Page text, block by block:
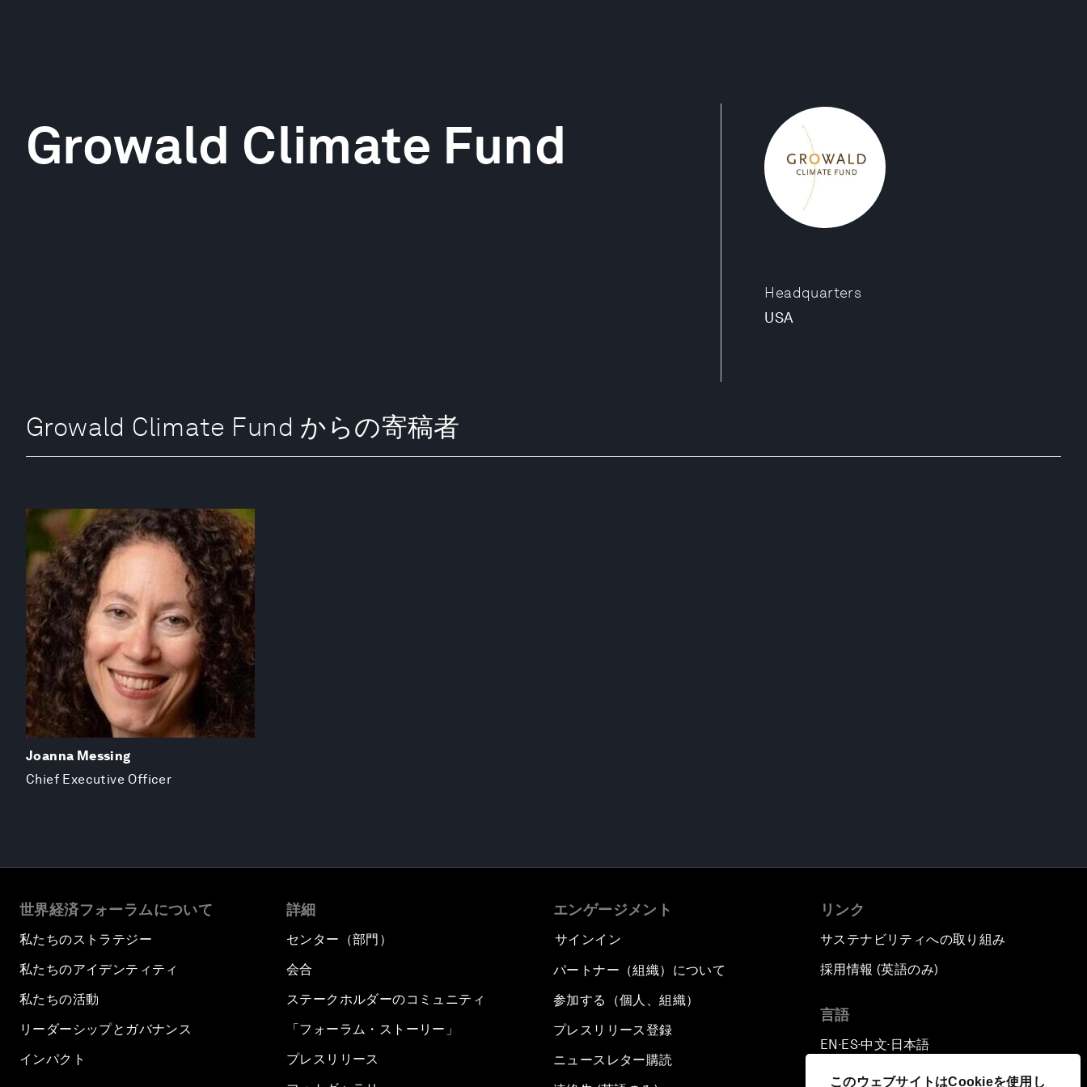
このウェブサイトはCookieを使用し
Headquarters
USA
Growald Climate Fund
Growald Climate Fund からの寄稿者
Joanna Messing
Chief Executive Officer
世界経済フォーラムについて
私たちのストラテジー
私たちのアイデンティティ
私たちの活動
リーダーシップとガバナンス
インパクト
詳細
センター（部門）
会合
ステークホルダーのコミュニティ
「フォーラム・ストーリー」
プレスリリース
エンゲージメント
サインイン
パートナー（組織）について
参加する（個人、組織）
プレスリリース登録
ニュースレター購読
リンク
サステナビリティへの取り組み
採用情報 (英語のみ)
言語
EN ▪ES▪中文▪ 日本語